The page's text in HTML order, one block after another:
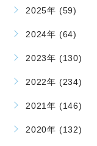
2025年 (59)
2024年 (64)
2023年 (130)
2022年 (234)
2021年 (146)
2020年 (132)